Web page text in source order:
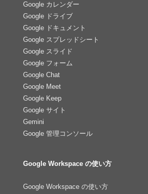
Google カレンダー
Google ドライブ
Google ドキュメント
Google スプレッドシート
Google スライド
Google フォーム
Google Chat
Google Meet
Google Keep
Google サイト
Gemini
Google 管理コンソール
Google Workspace の使い方
Google Workspace の使い方